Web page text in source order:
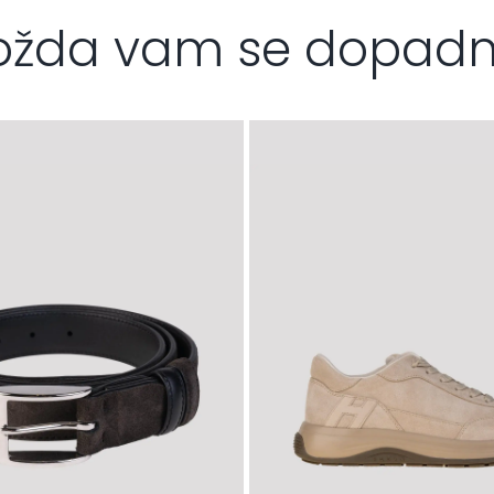
vam se